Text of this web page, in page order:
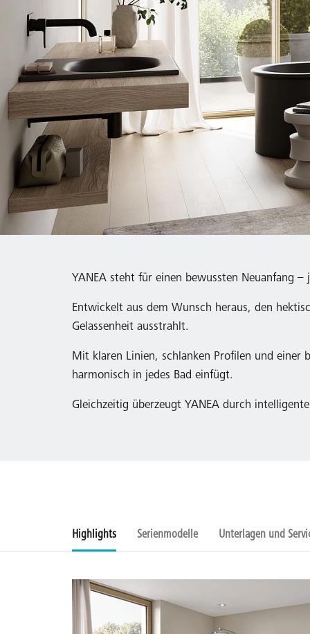
YANEA steht für einen bewussten Neuanfang –
Entwickelt aus dem Wunsch heraus, den
Gelassenheit ausstrahlt.
Mit klaren Linien, schlanken Profilen und einer
harmonisch in jedes Bad einfügt.
Gleichzeitig überzeugt YANEA durch
Highlights Serienmodelle Unterlagen und